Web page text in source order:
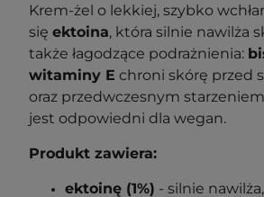
Krem-żel o lekkiej, szybko
się ektoina, która silnie nawilża
także łagodzące podrażnienia:
witaminy E chroni skórę przed
oraz przedwczesnym
jest odpowiedni dla wegan.
Produkt zawiera:
ektoinę (1%) - silnie